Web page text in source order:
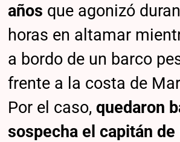
años que agonizó
horas en altamar
a bordo de un barco
frente a la costa de
Por el caso,quedaron
sospecha el capitán de